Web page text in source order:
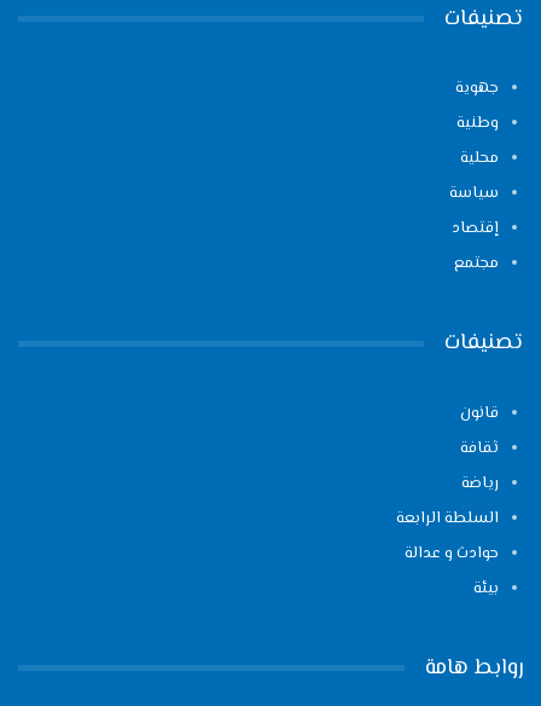
تصنيفات
جهوية
وطنية
محلية
سياسة
إقتصاد
مجتمع
تصنيفات
قانون
ثقافة
رياضة
السلطة الرابعة
حوادث و عدالة
بيئة
روابط هامة